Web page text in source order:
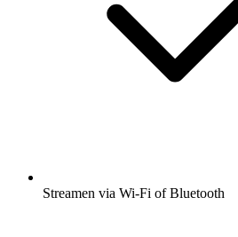
Streamen via Wi-Fi of Bluetooth